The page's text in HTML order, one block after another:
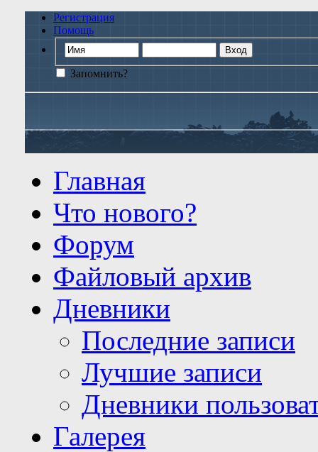
Регистрация
Помощь
Запомнить?
Главная
Что нового?
Форум
Файловый архив
Дневники
Последние записи
Лучшие записи
Дневники
Галерея